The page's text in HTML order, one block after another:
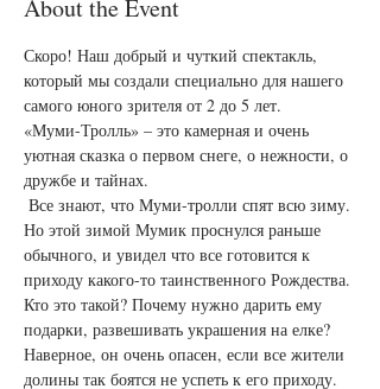
About the Event
Скоро! Наш добрый и чуткий спектакль,
который мы создали специально для нашего
самого юного зрителя от 2 до 5 лет.
«Муми-Тролль» – это камерная и очень
уютная сказка о первом снеге, о нежности, о
дружбе и тайнах.
Но этой зимой Мумик проснулся раньше
обычного, и увидел что все готовится к
приходу какого-то таинственного Рождества.
Кто это такой? Почему нужно дарить ему
подарки, развешивать украшения на елке?
Наверное, он очень опасен, если все жители
долины так боятся не успеть к его приходу.